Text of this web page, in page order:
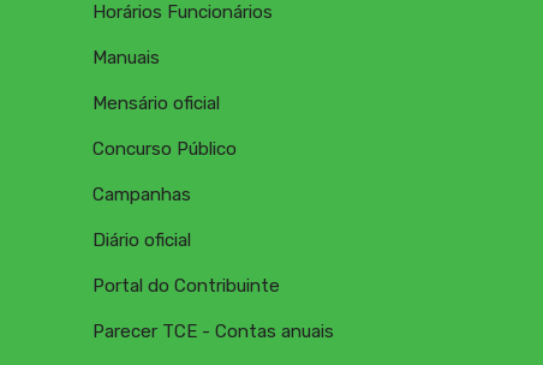
Horários Funcionários
Manuais
Mensário oficial
Concurso Público
Campanhas
Diário oficial
Portal do Contribuinte
Parecer TCE - Contas anuais